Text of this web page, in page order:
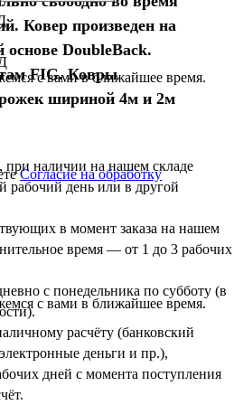
Ковер произведен на
основе DoubleBack.
FIG. Ковры
шириной 4м и 2м
при наличии на нашем складе
рабочий день или в другой
в момент заказа на нашем
время — от 1 до 3 рабочих
с понедельника по субботу (в
расчёту (банковский
деньги и пр.),
дней с момента поступления
с вами в ближайшее время.
Согласие на обработку
с вами в ближайшее время.